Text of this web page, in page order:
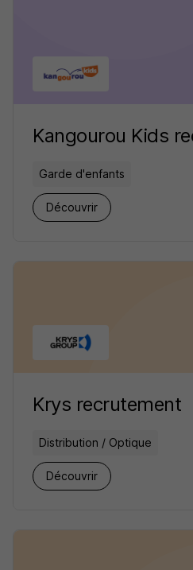
Kangourou Kids
Garde d'enfants
Découvrir
Krys recrutement
Distribution / Optique
Découvrir